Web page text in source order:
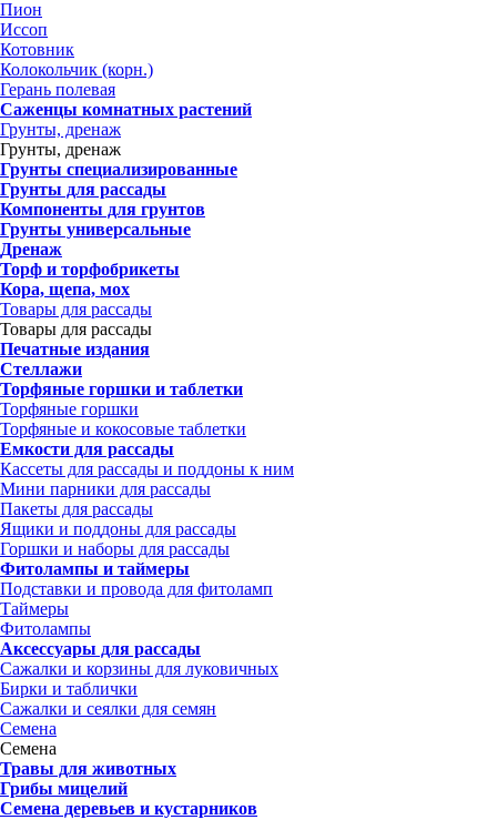
Пион
Иссоп
Котовник
Колокольчик (корн.)
Герань полевая
Саженцы комнатных растений
Грунты, дренаж
Грунты, дренаж
Грунты специализированные
Грунты для рассады
Компоненты для грунтов
Грунты универсальные
Дренаж
Торф и торфобрикеты
Кора, щепа, мох
Товары для рассады
Товары для рассады
Печатные издания
Стеллажи
Торфяные горшки и таблетки
Торфяные горшки
Торфяные и кокосовые таблетки
Емкости для рассады
Кассеты для рассады и поддоны к ним
Мини парники для рассады
Пакеты для рассады
Ящики и поддоны для рассады
Горшки и наборы для рассады
Фитолампы и таймеры
Подставки и провода для фитоламп
Таймеры
Фитолампы
Аксессуары для рассады
Сажалки и корзины для луковичных
Бирки и таблички
Сажалки и сеялки для семян
Семена
Семена
Травы для животных
Грибы мицелий
Семена деревьев и кустарников